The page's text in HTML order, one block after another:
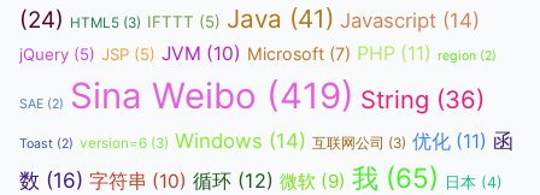
(24) HTML5 (3) IFTTT (5) Java (41) Javascript (14)
jQuery (5) JSP (5) JVM (10) Microsoft (7) PHP (11) region (2)
SAE (2) Sina Weibo (419) String (36)
Toast (2) version=6 (3) Windows (14) 互联网公司 (3) 优化 (11) 函
数 (16) 字符串 (10) 循环 (12) 微软 (9) 我 (65) 日本 (4)